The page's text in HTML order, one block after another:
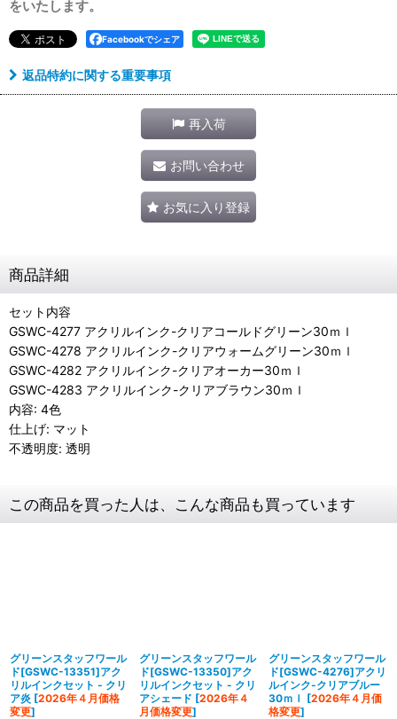
をいたします。
Facebookでシェア
返品特約に関する重要事項
再入荷
お問い合わせ
お気に入り登録
商品詳細
セット内容
GSWC-4277 アクリルインク-クリアコールドグリーン30ｍｌ
GSWC-4278 アクリルインク-クリアウォームグリーン30ｍｌ
GSWC-4282 アクリルインク-クリアオーカー30ｍｌ
GSWC-4283 アクリルインク-クリアブラウン30ｍｌ
内容: 4色
仕上げ: マット
不透明度: 透明
この商品を買った人は、こんな商品も買っています
グリーンスタッフワール
ド[GSWC-13351]アク
リルインクセット - クリ
ア炎 [2026年４月価格
変更]
グリーンスタッフワール
ド[GSWC-13350]アク
リルインクセット - クリ
アシェード [2026年４
月価格変更]
グリーンスタッフワール
ド[GSWC-4276]アクリ
ルインク-クリアブルー
30ｍｌ [2026年４月価
格変更]